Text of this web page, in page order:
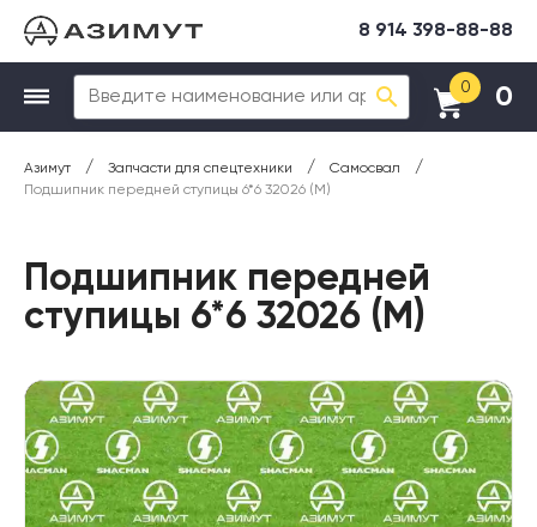
8 914 398-88-88
0 0
Азимут / Запчасти для спецтехники / Самосвал /
Подшипник передней ступицы 6*6 32026 (М)
Подшипник передней
ступицы 6*6 32026 (М)